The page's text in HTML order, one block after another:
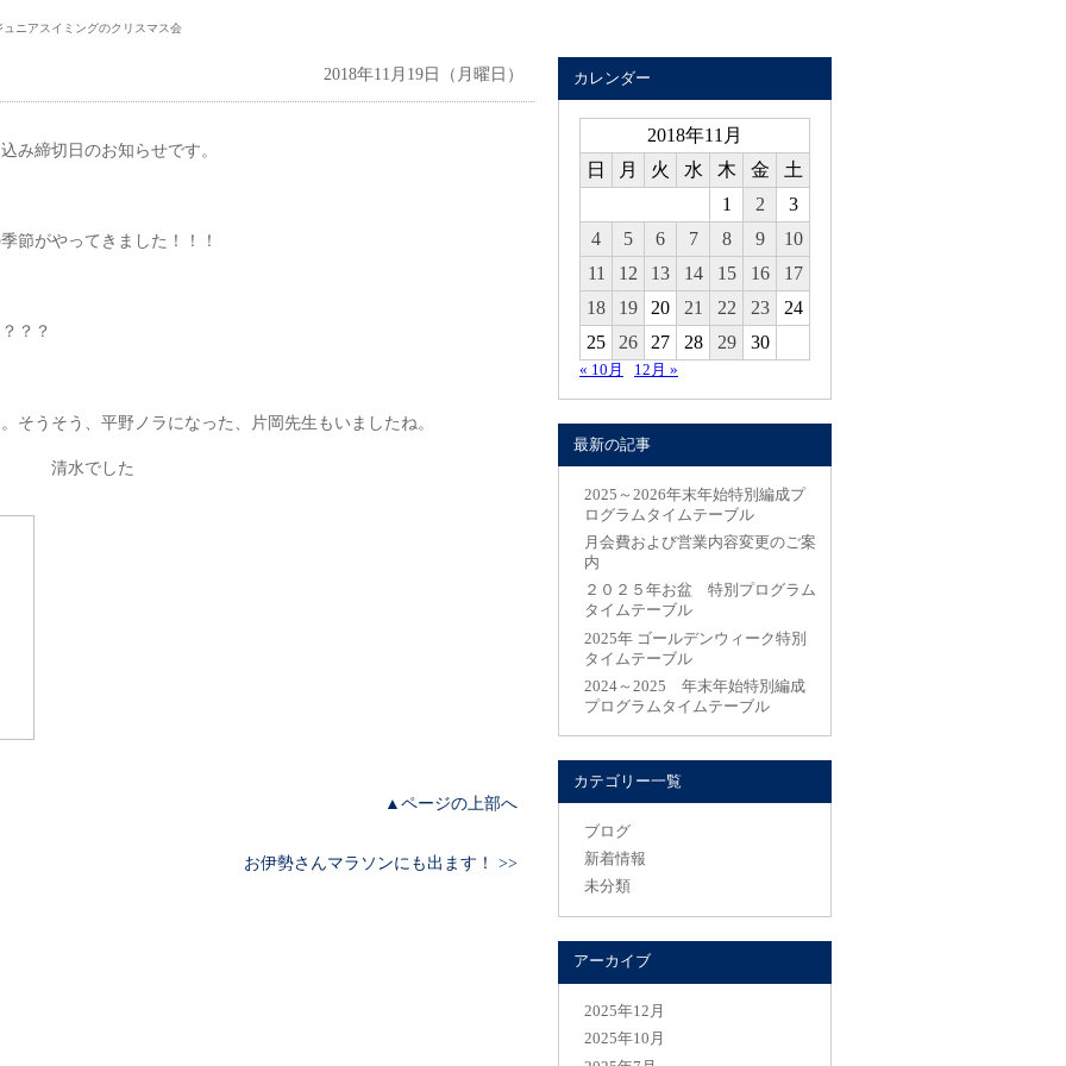
ュニアスイミングのクリスマス会
カレンダー
2018年11月
日
月 火 水 木 金
土
1
2
3
4
5 6 7 8 9
10
11
12 13 14 15 16
17
18
19 20 21 22 23
24
25
26 27 28 29 30
« 10月 12月 »
最新の記事
2025～2026年末年始特別編成プ
ログラムタイムテーブル
月会費および営業内容変更のご案
内
２０２５年お盆 特別プログラム
タイムテーブル
2025年 ゴールデンウィーク特別
タイムテーブル
2024～2025 年末年始特別編成
プログラムタイムテーブル
カテゴリー一覧
ブログ
新着情報
未分類
アーカイブ
2025年12月
2025年10月
2018年11月19日（月曜日）
み締切日のお知らせです。
節がやってきました！！！
？？
そうそう、平野ノラになった、片岡先生もいましたね。
水でした
▲ページの上部へ
お伊勢さんマラソンにも出ます！ >>